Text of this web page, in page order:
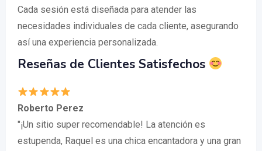
Cada sesión está diseñada para atender las
necesidades individuales de cada cliente, asegurando
así una experiencia personalizada.
Reseñas de Clientes Satisfechos
Roberto Perez
"¡Un sitio super recomendable! La atención es
estupenda, Raquel es una chica encantadora y una gran